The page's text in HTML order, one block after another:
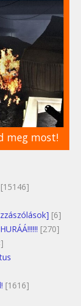
meg most!
[15146]
[6]
[270]
[1616]